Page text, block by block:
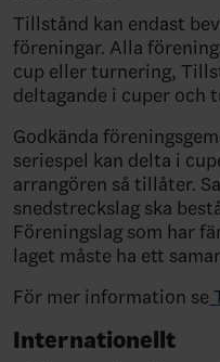
Tillstånd kan endast
föreningar. Alla
cup eller turnering,
deltagande i cuper och
Godkända
seriespel kan delta i
arrangören så tillåter.
snedstreckslag ska
Föreningslag som har
laget måste ha ett
För mer information se
Internationellt